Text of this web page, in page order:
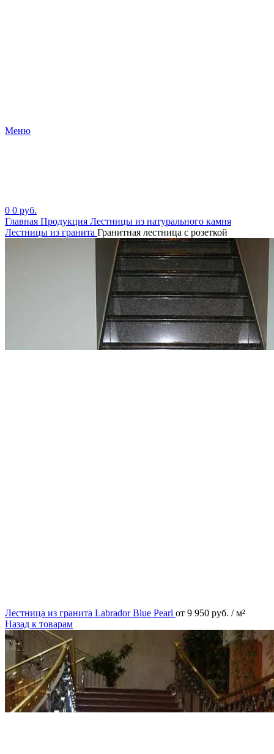
Меню
0 0 руб.
Главная Продукция Лестницы из натурального камня
Лестницы из гранита Гранитная лестница с розеткой
Лестница из гранита Labrador Blue Pearl от 9 950 руб. / м²
Назад к товарам